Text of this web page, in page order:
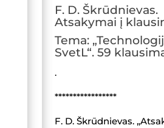
F. D. Škrūdnievas.
Atsakymai į
Tema:
SvetL“. 59
.
*****************
F. D. Škrūdnievas.